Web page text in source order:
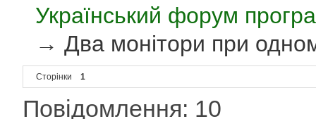
Український форум
→Два монітори при
Сторінки 1
Повідомлення: 10